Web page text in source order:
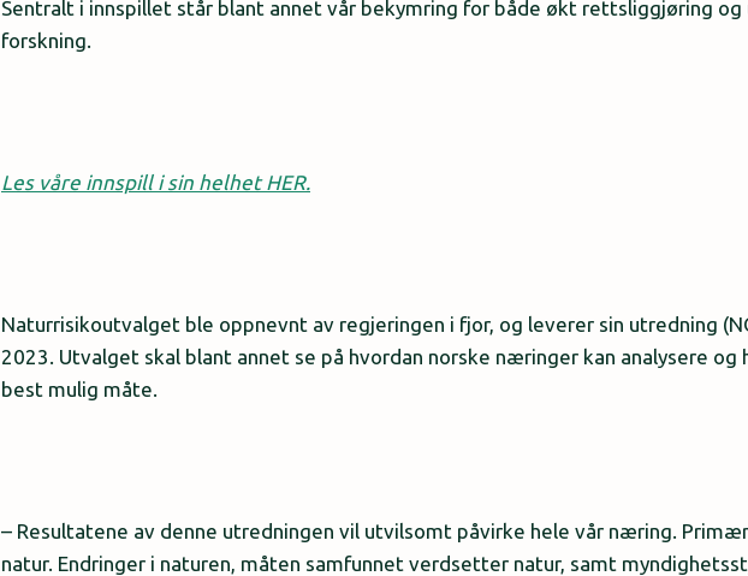
Sentralt i innspillet står blant annet vår bekymring for både økt rettsliggjøring og
forskning.
Les våre innspill i sin helhet HER.
Naturrisikoutvalget ble oppnevnt av regjeringen i fjor, og leverer sin utredning
2023. Utvalget skal blant annet se på hvordan norske næringer kan analysere og
best mulig måte.
– Resultatene av denne utredningen vil utvilsomt påvirke hele vår næring.
natur. Endringer i naturen, måten samfunnet verdsetter natur, samt